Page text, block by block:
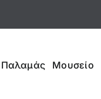
Μουσείο